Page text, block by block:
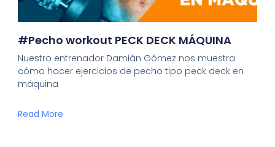
#Pecho workout PECK DECK MÁQUINA
Nuestro entrenador Damián Gómez nos muestra
cómo hacer ejercicios de pecho tipo peck deck en
máquina
Read More